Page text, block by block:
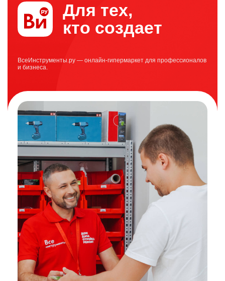
Для тех,
кто создает
ВсеИнструменты.ру — онлайн-гипермаркет для профессионалов
и бизнеса.